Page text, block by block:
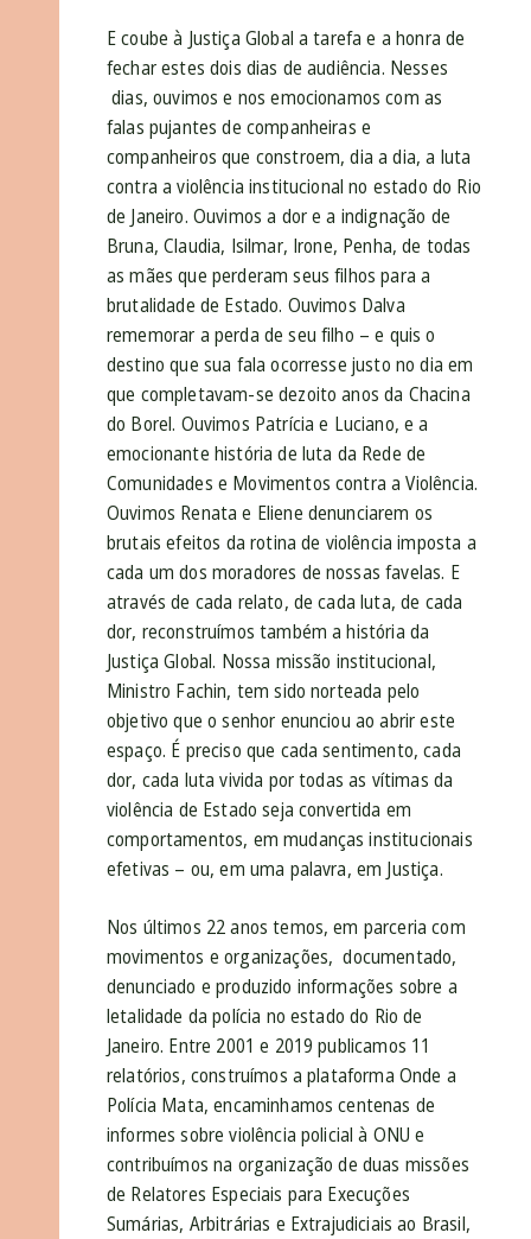
E coube à Justiça Global a tarefa e a honra de
fechar estes dois dias de audiência. Nesses
dias, ouvimos e nos emocionamos com as
falas pujantes de companheiras e
companheiros que constroem, dia a dia, a luta
contra a violência institucional no estado do Rio
de Janeiro. Ouvimos a dor e a indignação de
Bruna, Claudia, Isilmar, Irone, Penha, de todas
as mães que perderam seus filhos para a
brutalidade de Estado. Ouvimos Dalva
rememorar a perda de seu filho – e quis o
destino que sua fala ocorresse justo no dia em
que completavam-se dezoito anos da Chacina
do Borel. Ouvimos Patrícia e Luciano, e a
emocionante história de luta da Rede de
Comunidades e Movimentos contra a Violência.
Ouvimos Renata e Eliene denunciarem os
brutais efeitos da rotina de violência imposta a
cada um dos moradores de nossas favelas. E
através de cada relato, de cada luta, de cada
dor, reconstruímos também a história da
Justiça Global. Nossa missão institucional,
Ministro Fachin, tem sido norteada pelo
objetivo que o senhor enunciou ao abrir este
espaço. É preciso que cada sentimento, cada
dor, cada luta vivida por todas as vítimas da
violência de Estado seja convertida em
comportamentos, em mudanças institucionais
efetivas – ou, em uma palavra, em Justiça.
Nos últimos 22 anos temos, em parceria com
movimentos e organizações, documentado,
denunciado e produzido informações sobre a
letalidade da polícia no estado do Rio de
Janeiro. Entre 2001 e 2019 publicamos 11
relatórios, construímos a plataforma Onde a
Polícia Mata, encaminhamos centenas de
informes sobre violência policial à ONU e
contribuímos na organização de duas missões
de Relatores Especiais para Execuções
Sumárias, Arbitrárias e Extrajudiciais ao Brasil,